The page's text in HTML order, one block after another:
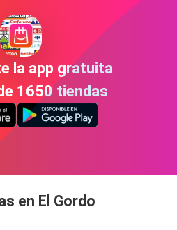
la app gratuita
1650 tiendas
en El Gordo